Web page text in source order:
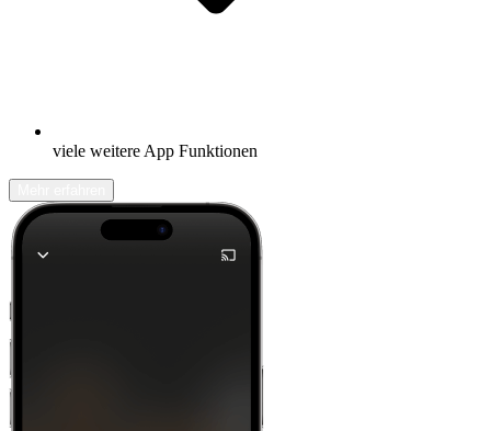
viele weitere App Funktionen